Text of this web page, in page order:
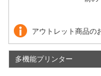
アウトレット商品の
多機能プリンター